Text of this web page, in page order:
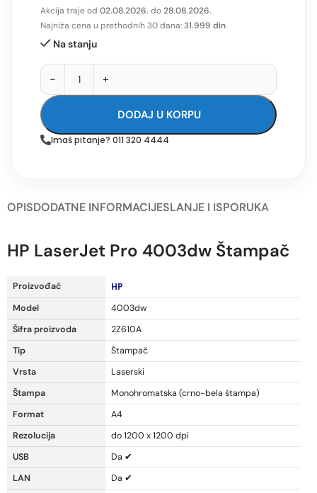
Akcija traje od 02.08.2026. do28.08.2026.
Najniža cena u prethodnih 30 dana:31.999 din.
Na stanju
- +
DODAJ U KORPU
Imaš pitanje? 011 320 4444
OPISDODATNE INFORMACIJESLANJE I ISPORUKA
HP LaserJet Pro 4003dw Štampač
Proizvođač HP
Model
4003dw
Šifra proizvoda
2Z610A
Tip
Štampač
Vrsta
Laserski
Štampa
Monohromatska (crno-bela štampa)
Format
A4
Rezolucija
do 1200 x 1200 dpi
USB
Da ✔
LAN
Da ✔